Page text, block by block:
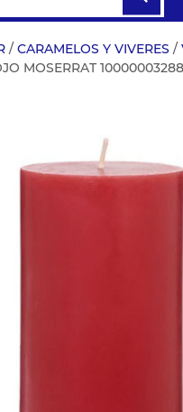
/ CARAMELOS Y VIVERES /
MOSERRAT